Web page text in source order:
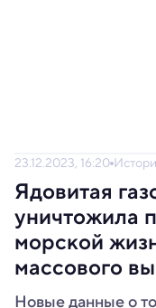
23.12.2023, 16:20
Ядовитая
уничтожила
морской
массового
Новые данные о